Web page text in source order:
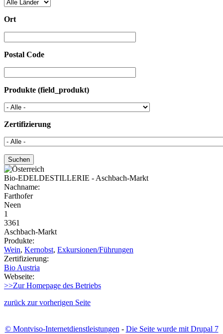
Ort
Postal Code
Produkte (field_produkt)
Zertifizierung
Bio-EDELDESTILLERIE - Aschbach-Markt
Nachname:
Farthofer
Neen
1
3361
Aschbach-Markt
Produkte:
Wein, Kernobst, Exkursionen/Führungen
Zertifizierung:
Bio Austria
Webseite:
>>Zur Homepage des Betriebs
zurück zur vorherigen Seite
© Montviso-Internetdienstleistungen - Die Seite wurde mit Drupal 7